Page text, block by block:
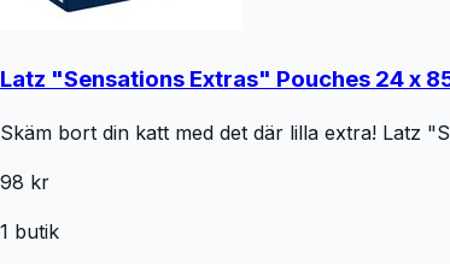
Latz "Sensations Extras" Pouches 24 x
Skäm bort din katt med det där lilla extra! Latz
98 kr
1 butik